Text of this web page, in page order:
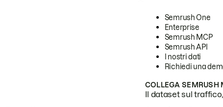
Semrush One
Enterprise
Semrush MCP
Semrush API
I nostri dati
Richiedi una
COLLEGA SEMRUSH
Il dataset sul